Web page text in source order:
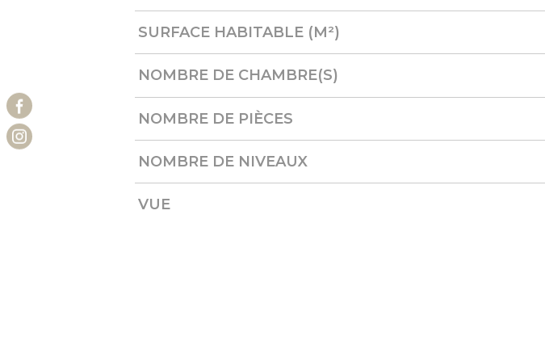
SURFACE HABITABLE (M²)
NOMBRE DE CHAMBRE(S)
NOMBRE DE PIÈCES
NOMBRE DE NIVEAUX
VUE